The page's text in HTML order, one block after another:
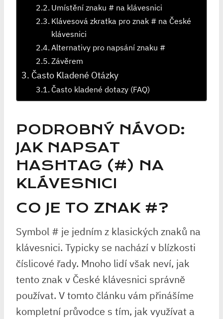
Umístění znaku # na klávesnici
Klávesová zkratka pro znak # na České
klávesnici
Alternativy pro napsání znaku #
Závěrem
Často Kladené Otázky
Často kladené dotazy (FAQ)
PODROBNÝ NÁVOD:
JAK NAPSAT
HASHTAG (#) NA
KLÁVESNICI
CO JE TO ZNAK #?
Symbol # je jedním z klasických znaků na
klávesnici. Typicky se nachází v blízkosti
číslicové řady. Mnoho lidí však neví, jak
tento znak v České klávesnici správně
používat. V tomto článku vám přinášíme
kompletní průvodce s tím, jak využívat a